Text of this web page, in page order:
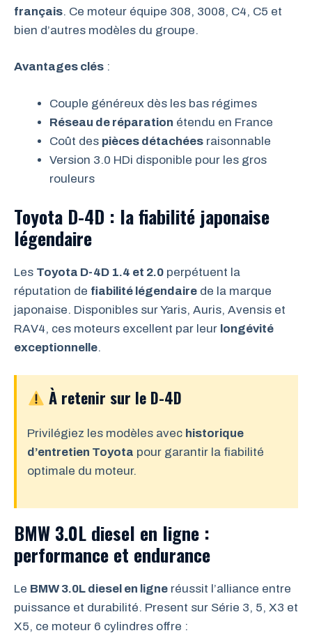
français. Ce moteur équipe 308, 3008, C4, C5 et
bien d’autres modèles du groupe.
Avantages clés :
Couple généreux dès les bas régimes
Réseau de réparation étendu en France
Coût des pièces détachées raisonnable
Version 3.0 HDi disponible pour les gros
rouleurs
Toyota D-4D : la fiabilité japonaise
légendaire
Les Toyota D-4D 1.4 et 2.0 perpétuent la
réputation de fiabilité légendaire de la marque
japonaise. Disponibles sur Yaris, Auris, Avensis et
RAV4, ces moteurs excellent par leur longévité
exceptionnelle.
À retenir sur le D-4D
Privilégiez les modèles avec historique
d’entretien Toyota pour garantir la fiabilité
optimale du moteur.
BMW 3.0L diesel en ligne :
performance et endurance
Le BMW 3.0L diesel en ligne réussit l’alliance entre
puissance et durabilité. Present sur Série 3, 5, X3 et
X5, ce moteur 6 cylindres offre :